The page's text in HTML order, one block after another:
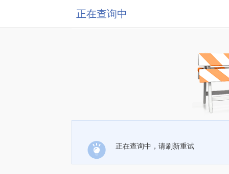
正在查询中
正在查询中，请刷新重试